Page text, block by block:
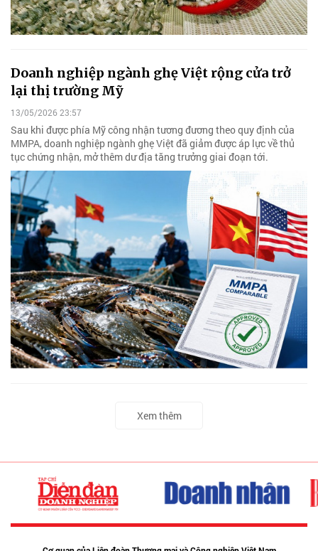
Doanh nghiệp ngành ghẹ Việt rộng cửa trở
lại thị trường Mỹ
13/05/2026 23:57
Sau khi được phía Mỹ công nhận tương đương theo quy định của
MMPA, doanh nghiệp ngành ghẹ Việt đã giảm được áp lực về thủ
tục chứng nhận, mở thêm dư địa tăng trưởng giai đoạn tới.
Xem thêm